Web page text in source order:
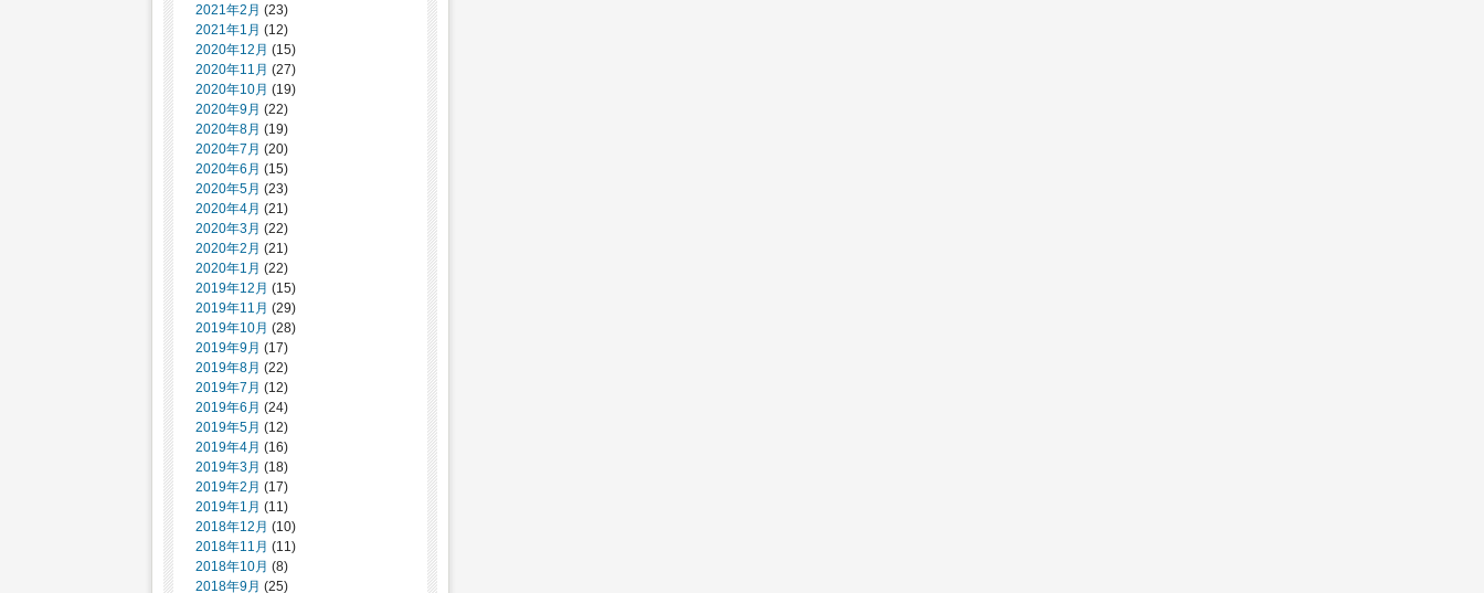
2021年2月 (23)
2021年1月 (12)
2020年12月 (15)
2020年11月 (27)
2020年10月 (19)
2020年9月 (22)
2020年8月 (19)
2020年7月 (20)
2020年6月 (15)
2020年5月 (23)
2020年4月 (21)
2020年3月 (22)
2020年2月 (21)
2020年1月 (22)
2019年12月 (15)
2019年11月 (29)
2019年10月 (28)
2019年9月 (17)
2019年8月 (22)
2019年7月 (12)
2019年6月 (24)
2019年5月 (12)
2019年4月 (16)
2019年3月 (18)
2019年2月 (17)
2019年1月 (11)
2018年12月 (10)
2018年11月 (11)
2018年10月 (8)
2018年9月 (25)